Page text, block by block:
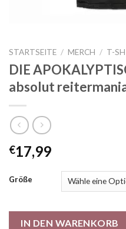
STARTSEITE / MERCH / T-
DIE
absolut
€17,99
Größe
IN DEN WARENKORB